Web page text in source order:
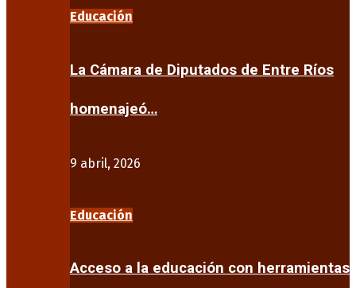
Educación
La Cámara de Diputados de Entre Ríos
homenajeó…
9 abril, 2026
Educación
Acceso a la educación con herramientas